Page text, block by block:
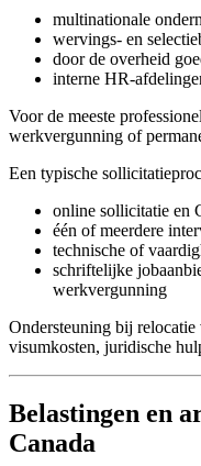
multinationale
wervings- en
door de overheid
interne HR-
Voor de meeste
werkvergunning of
Een typische
online sollicitatie en
één of meerdere
technische of
schriftelijke
werkvergunning
Ondersteuning bij
visumkosten, juridische
Belastingen en
Canada